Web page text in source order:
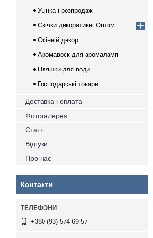
Уцінка і розпродаж
Свічки декоративні Оптом
Осінній декор
Аромавоск для аромаламп
Пляшки для води
Господарські товари
Доставка і оплата
Фотогалерея
Статті
Відгуки
Про нас
Контакти
+380 (93) 574-69-57